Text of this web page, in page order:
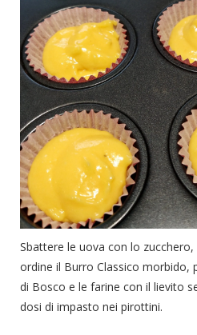
Sbattere le uova con lo
ordine il Burro Classico morbido,
di Bosco e le farine con il lievito
dosi di impasto nei pirottini.